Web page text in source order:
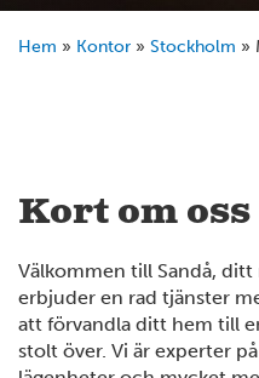
Hem » Kontor » Stockholm »
Kort om oss
Välkommen till Sandå,
erbjuder en rad tjänster
att förvandla ditt hem till
stolt över. Vi är experter